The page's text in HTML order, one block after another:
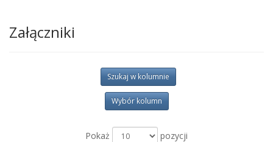
Załączniki
Szukaj w kolumnie
Wybór kolumn
Pokaż
pozycji